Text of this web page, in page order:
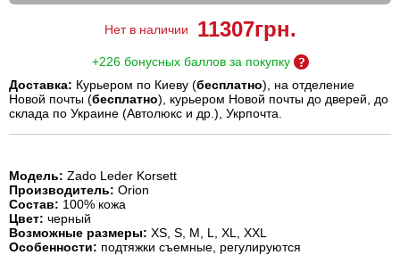
Нет в наличии 11307грн.
+226 бонусных баллов за покупку
Доставка: Курьером по Киеву (бесплатно), на отделение
Новой почты (бесплатно), курьером Новой почты до дверей, до
склада по Украине (Автолюкс и др.), Укрпочта.
Модель: Zado Leder Korsett
Производитель: Orion
Состав: 100% кожа
Цвет: черный
Возможные размеры: XS, S, M, L, XL, XXL
Особенности: подтяжки съемные, регулируются